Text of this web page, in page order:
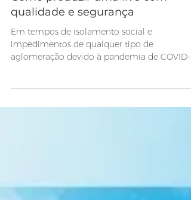
Como produzir uma live com
qualidade e segurança
Em tempos de isolamento social e
impedimentos de qualquer tipo de
19, atividades culturais foram...